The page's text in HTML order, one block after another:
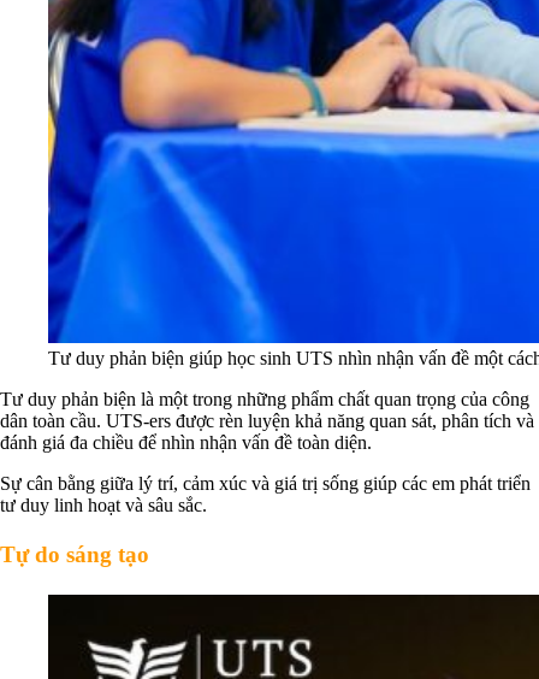
Tư duy phản biện giúp học sinh UTS nhìn nhận vấn đề một
Tư duy phản biện là một trong những phẩm chất quan trọng của công
dân toàn cầu. UTS-ers được rèn luyện khả năng quan sát, phân tích và
đánh giá đa chiều để nhìn nhận vấn đề toàn diện.
Sự cân bằng giữa lý trí, cảm xúc và giá trị sống giúp các em phát triển
tư duy linh hoạt và sâu sắc.
Tự do sáng tạo